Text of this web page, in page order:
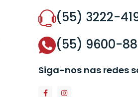
(55) 3222-
(55) 9600-
Siga-nos nas redes